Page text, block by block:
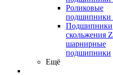
Роликовые
подшипники
Подшипники
скольжения
шарнирные
подшипники
Ещё